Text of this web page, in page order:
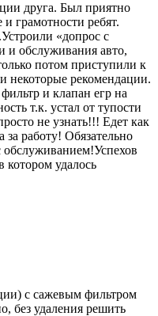
друга. Был приятно
грамотности ребят.
«допрос с
и обслуживания авто,
потом приступили к
некоторые рекомендации.
и клапан егр на
т.к. устал от тупости
не узнать!!! Едет как
за работу! Обязательно
обслуживанием!Успехов
котором удалось
с сажевым фильтром
без удаления решить